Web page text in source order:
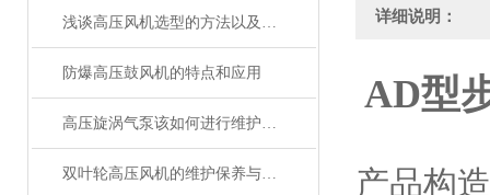
浅谈高压风机选型的方法以及注意事项
防爆高压鼓风机的特点和应用
高压旋涡气泵该如何进行维护保养
双叶轮高压风机的维护保养与故障排除
详细说明：
AD型
产品构